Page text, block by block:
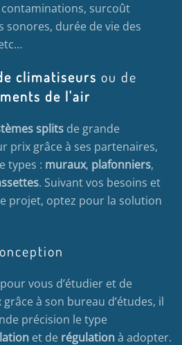
surcoût
sonores, durée de vie des
climatiseurs ou de
de l'air
splits de grande
prix grâce à ses partenaires,
types : muraux, plafonniers,
. Suivant vos besoins et
projet, optez pour la solution
vous d’étudier et de
à son bureau d’études, il
précision le type
et de régulationà adopter.